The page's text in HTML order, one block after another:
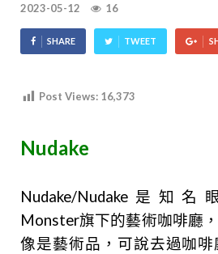
2023-05-12 16
SHARE TWEET
Post Views: 16,373
Nudake
Nudake/Nudake是知
Monster旗下的藝術咖啡廳
像是藝術品，可說去過咖